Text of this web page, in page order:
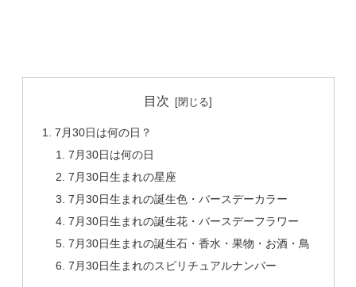
目次
7月30日は何の日？
7月30日は何の日
7月30日生まれの星座
7月30日生まれの誕生色・バースデーカラー
7月30日生まれの誕生花・バースデーフラワー
7月30日生まれの誕生石・香水・果物・お酒・鳥
7月30日生まれのスピリチュアルナンバー